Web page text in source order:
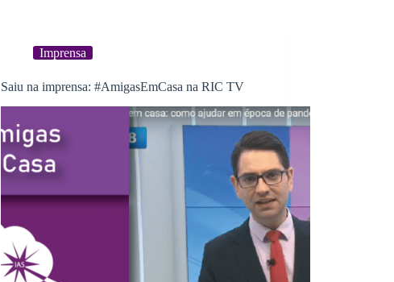
Imprensa
Saiu na imprensa: #AmigasEmCasa na RIC TV